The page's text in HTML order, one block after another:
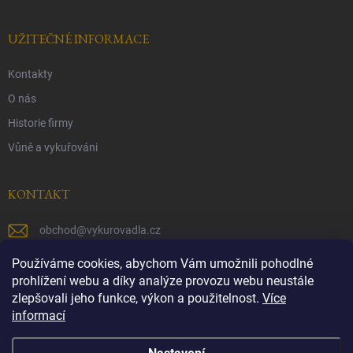
Používáme cookies, abychom Vám umožnili pohodlné
prohlížení webu a díky analýze provozu webu neustále
zlepšovali jeho funkce, výkon a použitelnost. Více
informací
UŽITEČNÉ INFORMACE
Kontakty
O nás
Historie firmy
Vůně a vykuřováni
KONTAKT
obchod@vykurovadla.cz
+420 603 149 699
https://www.facebook.com/vykurovadla.cz/
https://www.instagram.com/vykurovadla.cz/